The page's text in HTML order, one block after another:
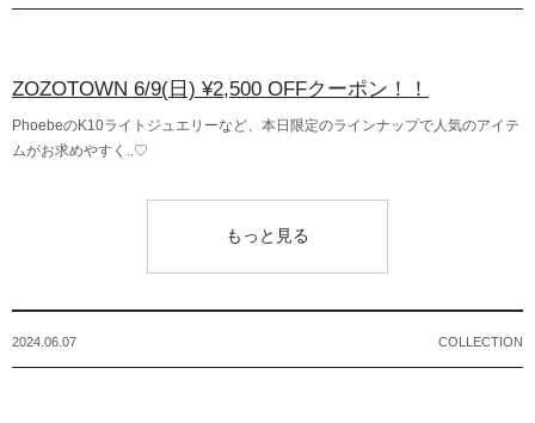
ZOZOTOWN 6/9(日) ¥2,500 OFFクーポン！！
PhoebeのK10ライトジュエリーなど、本日限定のラインナップで人気のアイテ
ムがお求めやすく..♡
もっと見る
2024.06.07 COLLECTION